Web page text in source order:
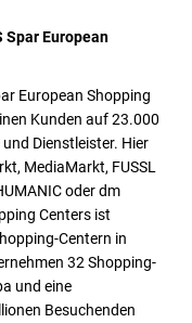
Spar European
European Shopping
Kunden auf 23.000
Dienstleister. Hier
MediaMarkt, FUSSL
oder dm
Centers ist
Centern in
32 Shopping-
und eine
Besuchenden